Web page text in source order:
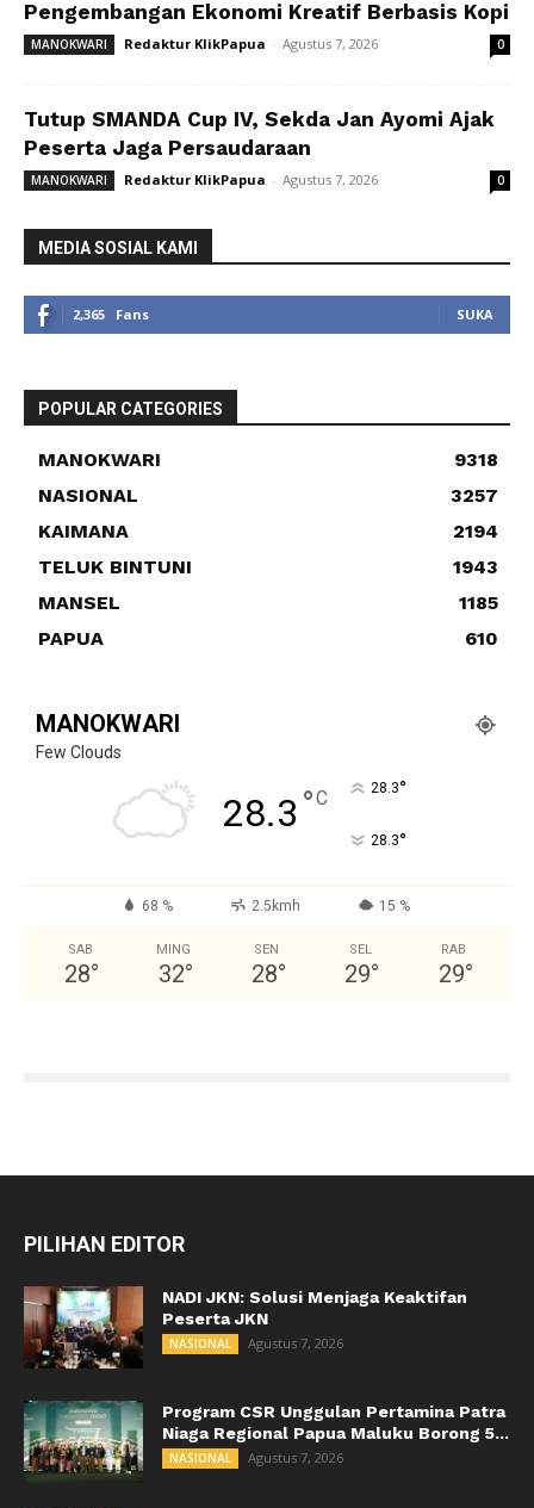
Pengembangan Ekonomi Kreatif Berbasis Kopi
MANOKWARI Redaktur KlikPapua - Agustus 7, 2026 0
Tutup SMANDA Cup IV, Sekda Jan Ayomi Ajak
Peserta Jaga Persaudaraan
MANOKWARI Redaktur KlikPapua - Agustus 7, 2026 0
MEDIA SOSIAL KAMI
2,365 Fans SUKA
POPULAR CATEGORIES
MANOKWARI
9318
NASIONAL
3257
KAIMANA
2194
TELUK BINTUNI
1943
MANSEL
1185
PAPUA
610
MANOKWARI
Few Clouds
28.3 °C 28.3°
28.3°
68 % 2.5kmh 15 %
SAB
28°
MING
32°
SEN
28°
SEL
29°
RAB
29°
PILIHAN EDITOR
NADI JKN: Solusi Menjaga Keaktifan
Peserta JKN
NASIONAL Agustus 7, 2026
Program CSR Unggulan Pertamina Patra
Niaga Regional Papua Maluku Borong 5...
NASIONAL Agustus 7, 2026